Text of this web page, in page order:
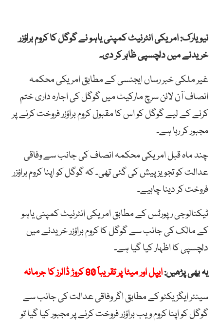
نیویارک: امریکی انٹرنیٹ کمپنی یاہو نے گوگل کا کروم براؤزر
خریدنے میں دلچسپی ظاہر کر دی۔
غیر ملکی خبر رساں ایجنسی کے مطابق امریکی محکمہ
انصاف آن لائن سرچ مارکیٹ میں گوگل کی اجارہ داری ختم
کرنے کے لیے گوگل کو اس کا مقبول کروم براؤزر فروخت کرنے پر
مجبور کر رہا ہے۔
چند ماہ قبل امریکی محکمہ انصاف کی جانب سے وفاقی
عدالت کو تجویز پیش کی گئی تھی۔ کہ گوگل کو اپنا کروم براؤزر
فروخت کر دینا چاہیے۔
ٹیکنالوجی رپورٹس کے مطابق امریکی انٹرنیٹ کمپنی یاہو
کے مالک کی جانب سے گوگل کا کروم براؤزر خریدنے میں
دلچسپی کا اظہار کیا گیا ہے۔
یہ بھی پڑھیں:ایپل اور میٹا پر تقریباً 80 کروڑ ڈالرز کا جرمانہ
سینئر ایگزیکٹو کے مطابق اگر وفاقی عدالت کی جانب سے
گوگل کو اپنا کروم ویب براؤزر فروخت کرنے پر مجبور کیا گیا تو